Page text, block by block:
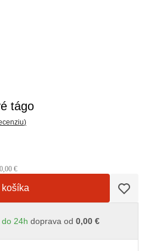
tágo
)
€
košíka
24h doprava od 0,00 €